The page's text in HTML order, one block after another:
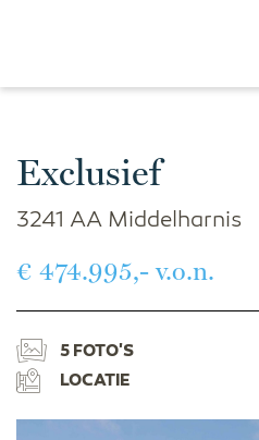
Exclusief
3241 AA Middelharnis
€ 474.995,- v.o.n.
5 FOTO'S
LOCATIE